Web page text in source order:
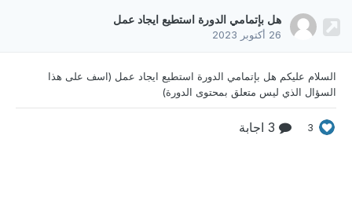
هل بإتمامي الدورة استطيع ايجاد عمل
26 أكتوبر 2023
السلام عليكم هل بإتمامي الدورة استطيع ايجاد عمل (اسف على هذا
السؤال الذي ليس متعلق بمحتوى الدورة)
3